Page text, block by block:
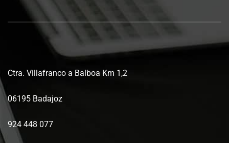
Ctra. Villafranco a Balboa Km 1,2
06195 Badajoz
924 448 077